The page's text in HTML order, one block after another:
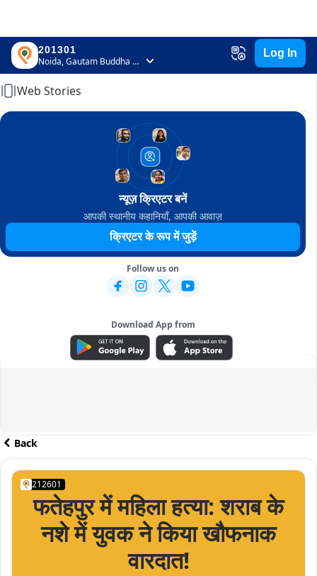
201301
Noida, Gautam Buddha Nagar, Uttar Pradesh
Log In
Home
Web Stories
न्यूज़ क्रिएटर बनें
आपकी स्थानीय कहानियाँ, आपकी आवाज़
क्रिएटर के रूप में जुड़ें
Follow us on
Download App from
ADVERTISEMENT
Back
212601
फतेहपुर में महिला हत्या: शराब के
नशे में युवक ने किया खौफनाक
वारदात!